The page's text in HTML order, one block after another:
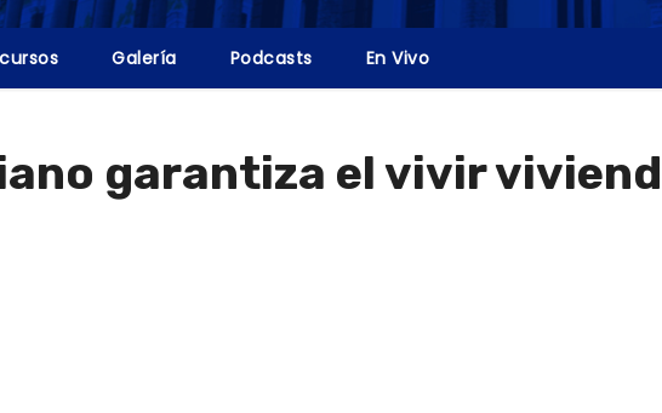
Galería Podcasts En Vivo
garantiza el vivir